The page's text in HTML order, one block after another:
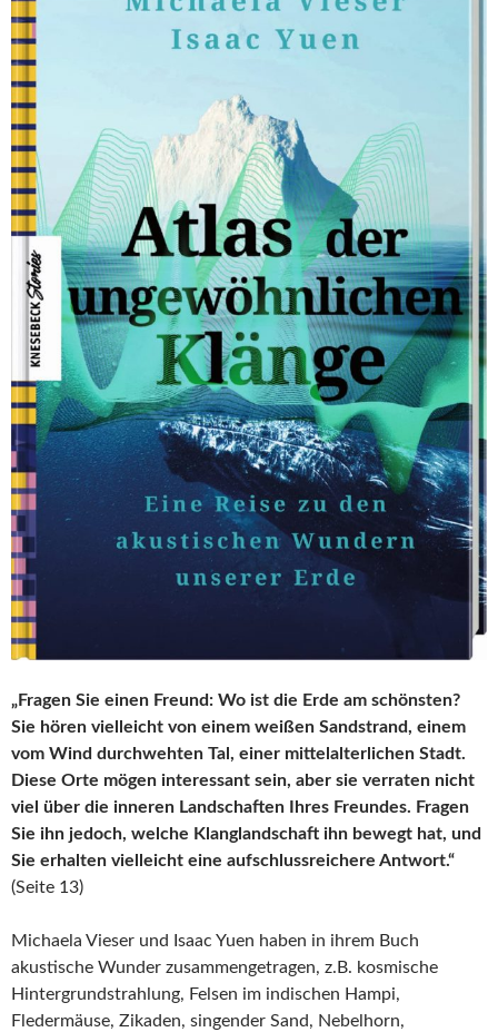
„Fragen Sie einen Freund: Wo ist die Erde am schönsten?
Sie hören vielleicht von einem weißen Sandstrand, einem
vom Wind durchwehten Tal, einer mittelalterlichen Stadt.
Diese Orte mögen interessant sein, aber sie verraten nicht
viel über die inneren Landschaften Ihres Freundes. Fragen
Sie ihn jedoch, welche Klanglandschaft ihn bewegt hat, und
Sie erhalten vielleicht eine aufschlussreichere Antwort.“
(Seite 13)
Michaela Vieser und Isaac Yuen haben in ihrem Buch
akustische Wunder zusammengetragen, z.B. kosmische
Hintergrundstrahlung, Felsen im indischen Hampi,
Fledermäuse, Zikaden, singender Sand, Nebelhorn,